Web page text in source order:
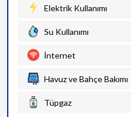
Elektrik Kullanımı
Su Kullanımı
İnternet
Havuz ve Bahçe Bakımı
Tüpgaz